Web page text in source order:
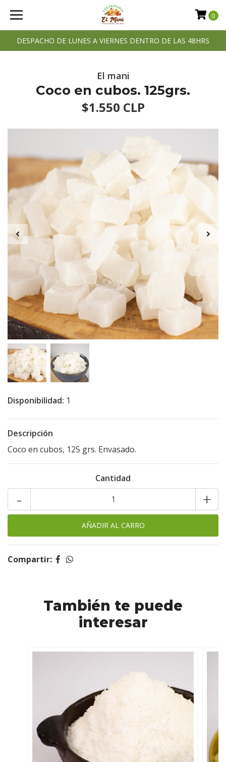
DESPACHO DE LUNES A VIERNES DENTRO DE LAS 48HRS
0
El mani
Coco en cubos. 125grs.
$1.550 CLP
Disponibilidad: 1
Descripción
Coco en cubos, 125 grs. Envasado.
Cantidad
+
-
Compartir:
También te puede
interesar